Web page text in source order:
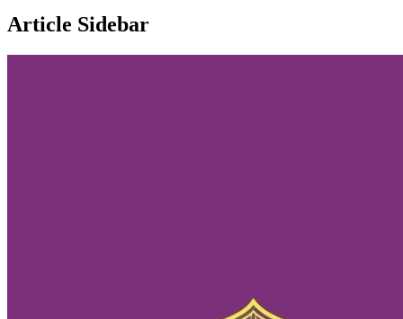
Article Sidebar